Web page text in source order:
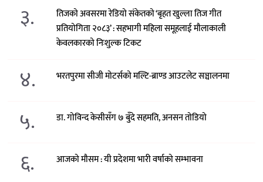
३.
तिजको अवसरमा रेडियो संकेतको ‘बृहत खुल्ला तिज गीत
प्रतियोगिता २०८३’ : सहभागी महिला समूहलाई मौलाकाली
केवलकारको निःशुल्क टिकट
४. भरतपुरमा सीजी मोटर्सको मल्टि-ब्राण्ड आउटलेट सञ्चालनमा
५. डा. गोविन्द केसीसँग ७ बुँदे सहमति, अनसन तोडियो
६. आजको मौसम : यी प्रदेशमा भारी वर्षाको सम्भावना